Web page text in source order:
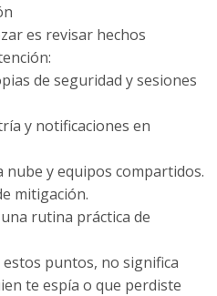
es revisar hechos
de seguridad y sesiones
y notificaciones en
y equipos compartidos.
mitigación.
rutina práctica de
puntos, no significa
te espía o que perdiste